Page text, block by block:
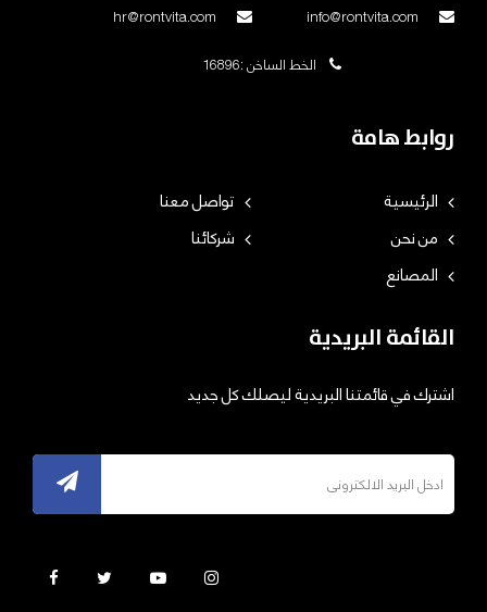
الخط الساخن :16896
روابط هامة
الرئيسية
تواصل معنا
من نحن
شركائنا
المصانع
القائمة البريدية
اشترك في قائمتنا البريدية ليصلك كل جديد